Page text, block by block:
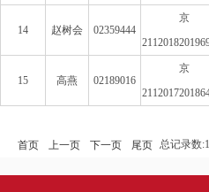
14 赵树会 02359444
京
15 高燕 02189016
京
首页 上一页 下一页 尾页 总记录数